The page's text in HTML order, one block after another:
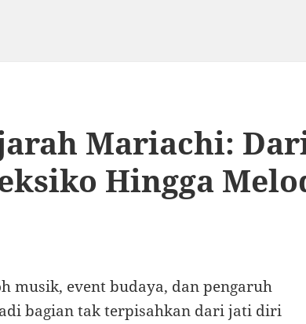
Mariachi:
Hingga
musik, event budaya, dan pengaruh
bagian tak terpisahkan dari jati diri